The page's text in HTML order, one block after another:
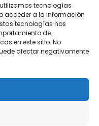
tecnologías
acceder a la información
tecnologías nos
de
en este sitio. No
afectar negativamente
SÍGUENOS